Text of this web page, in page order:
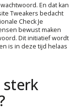
En dat kan
Tweakers bedacht
Check Je
bewust maken
Dit initiatief wordt
is in deze tijd helaas
sterk